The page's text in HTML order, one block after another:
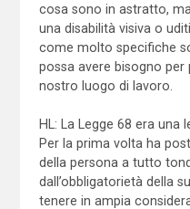
cosa sono in astratto,
una disabilità visiva o
come molto specifiche
possa avere bisogno per
nostro luogo di lavoro.
HL: La Legge 68 era una
Per la prima volta ha
della persona a tutto
dall’obbligatorietà della
tenere in ampia